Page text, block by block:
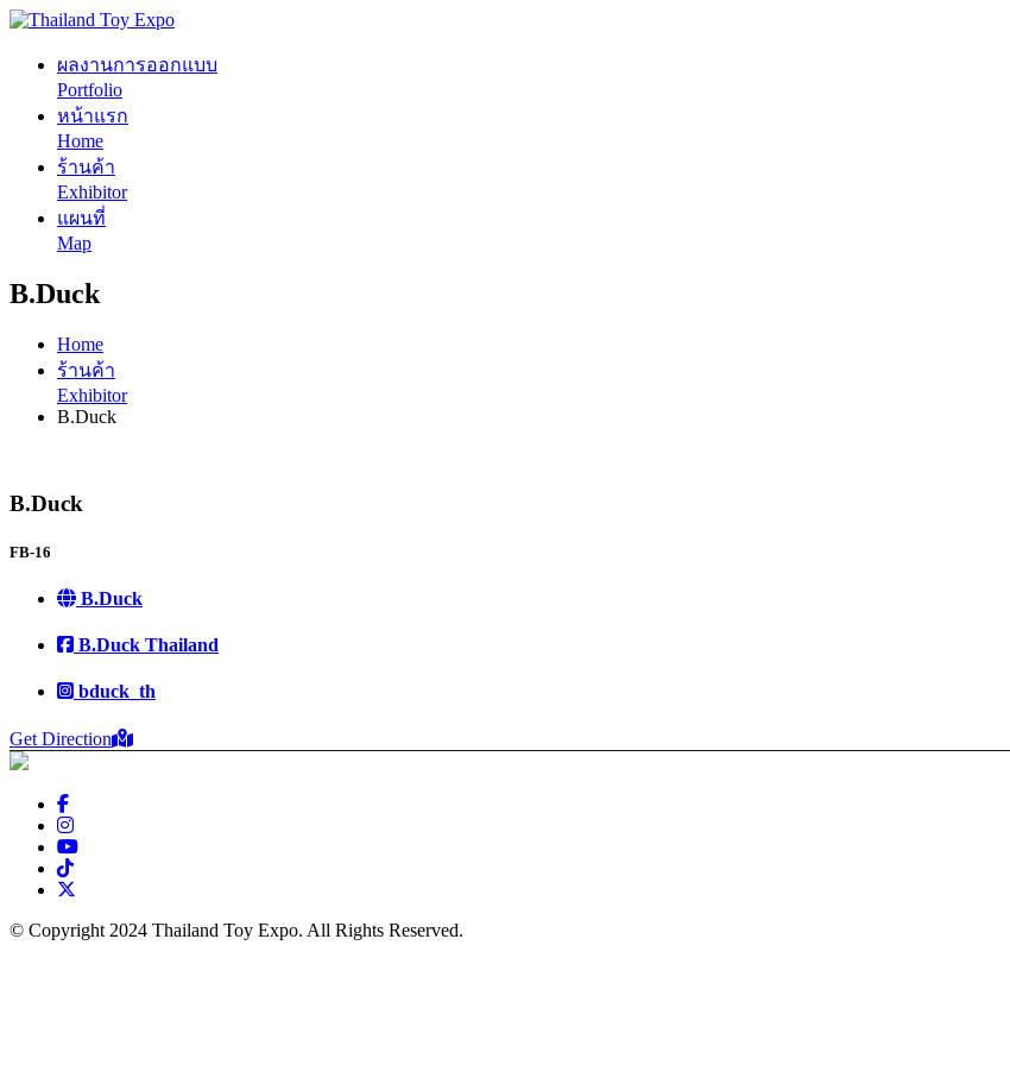
ผลงานการออกแบบ
Portfolio
หน้าแรก
Home
ร้านค้า
Exhibitor
แผนที่
Map
B.Duck
Home
ร้านค้า
Exhibitor
B.Duck
B.Duck
FB-16
B.Duck
B.Duck Thailand
bduck_th
Get Direction
© Copyright 2024 Thailand Toy Expo. All Rights Reserved.